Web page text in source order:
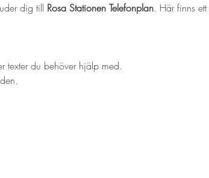
dig till Rosa Stationen Telefonplan. Här finns ett
texter du behöver hjälp med.